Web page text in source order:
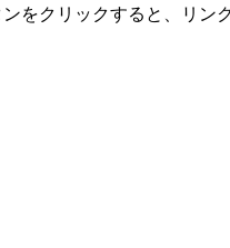
をクリックすると、リン